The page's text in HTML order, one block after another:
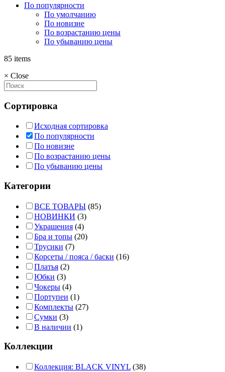
По популярности
По умолчанию
По новизне
По возрастанию цены
По убыванию цены
85 items
× Close
Сортировка
Исходная сортировка
По популярности
По новизне
По возрастанию цены
По убыванию цены
Категории
ВСЕ ТОВАРЫ (85)
НОВИНКИ (3)
Украшения (4)
Бра и топы (20)
Трусики (7)
Корсеты / пояса / баски (16)
Платья (2)
Юбки (3)
Чокеры (4)
Портупеи (1)
Комплекты (27)
Сумки (3)
В наличии (1)
Коллекции
Коллекция: BLACK VINYL (38)